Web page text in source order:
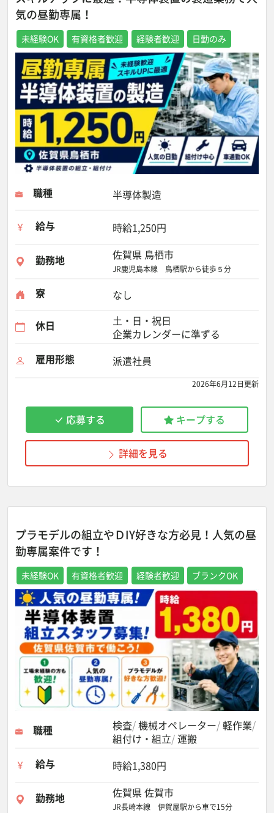
気の昼勤専属！
未経験OK 有資格者歓迎 経験者歓迎 日勤のみ
職種 半導体製造
給与 時給1,250円
勤務地 佐賀県 鳥栖市
JR鹿児島本線 鳥栖駅から徒歩５分
寮 なし
休日
土・日・祝日
企業カレンダーに準ずる
雇用形態
派遣社員
2026年6月12日更新
応募する キープする
詳細を見る
プラモデルの組立やＤIY好きな方必見！人気の昼
勤専属案件です！
未経験OK 有資格者歓迎 経験者歓迎 ブランクOK
職種 検査 機械オペレーター 軽作業
組付け・組立 運搬
給与
時給1,380円
勤務地 佐賀県 佐賀市
JR長崎本線 伊賀屋駅から車で15分